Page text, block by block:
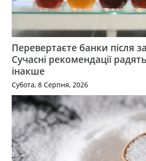
Перевертаєте банки після
Сучасні рекомендації
інакше
Субота, 8 Серпня, 2026